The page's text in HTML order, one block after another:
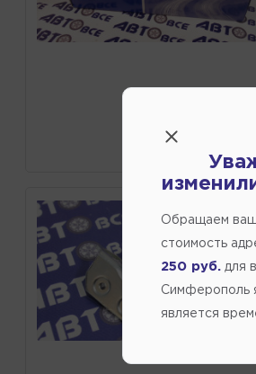
Обращаем
стоимость
250 руб. для
Симферополь
является